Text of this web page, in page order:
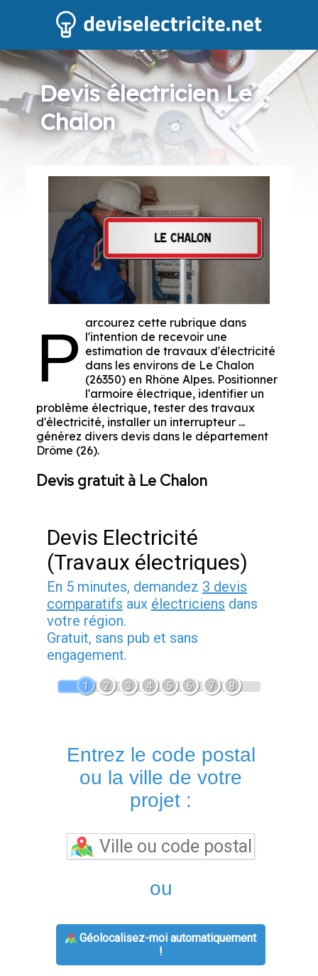
Devis électricien Le
Chalon
P arcourez cette rubrique dans
l'intention de recevoir une
estimation de travaux d'électricité
dans les environs de Le Chalon
(26350) en Rhône Alpes. Positionner
l'armoire électrique, identifier un
problème électrique, tester des travaux
d'électricité, installer un interrupteur ...
générez divers devis dans le département
Drôme (26).
Devis gratuit à Le Chalon
Devis Electricité
(Travaux électriques)
En 5 minutes, demandez 3 devis
comparatifs aux électriciens dans
votre région.
Gratuit, sans pub et sans
engagement.
1 2 3 4 5 6 7 8
Entrez le code postal
ou la ville de votre
projet :
ou
Géolocalisez-moi automatiquement
!